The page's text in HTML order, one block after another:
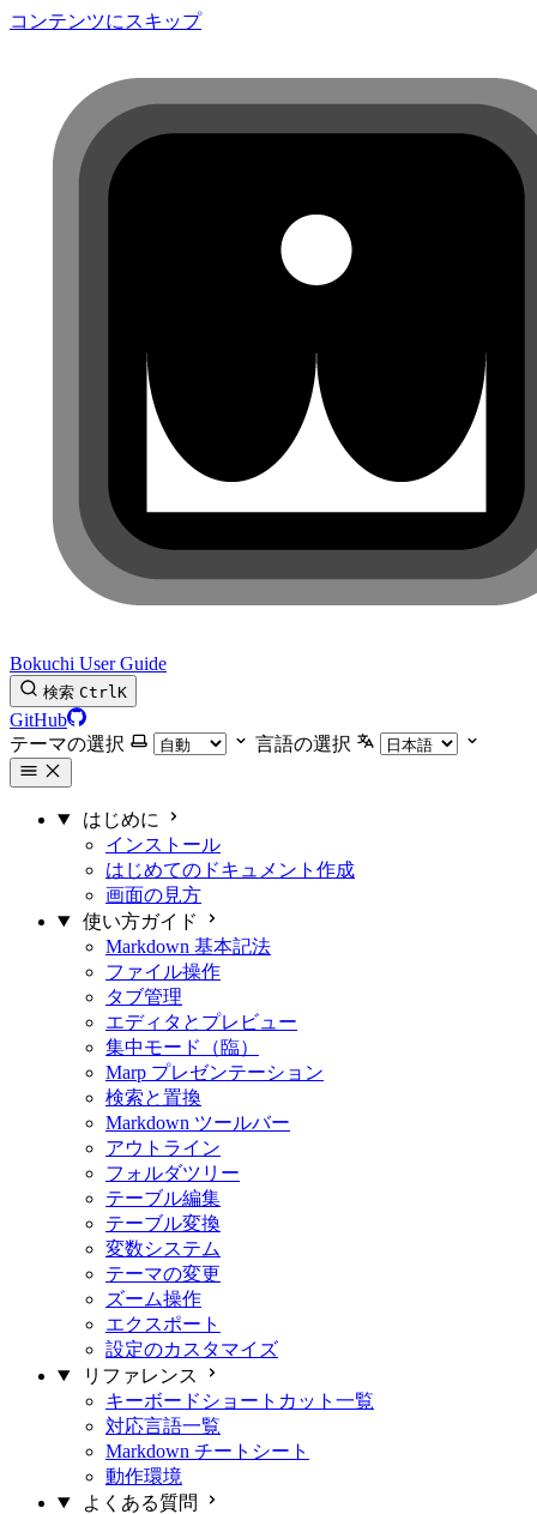
コンテンツにスキップ
Bokuchi User Guide
検索 CtrlK
GitHub
テーマの選択
言語の選択
はじめに
インストール
はじめてのドキュメント作成
画面の見方
使い方ガイド
Markdown 基本記法
ファイル操作
タブ管理
エディタとプレビュー
集中モード（臨）
Marp プレゼンテーション
検索と置換
Markdown ツールバー
アウトライン
フォルダツリー
テーブル編集
テーブル変換
変数システム
テーマの変更
ズーム操作
エクスポート
設定のカスタマイズ
リファレンス
キーボードショートカット一覧
対応言語一覧
Markdown チートシート
動作環境
よくある質問